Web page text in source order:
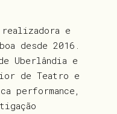
e
desde 2016.
Uberlândia e
de Teatro e
performance,